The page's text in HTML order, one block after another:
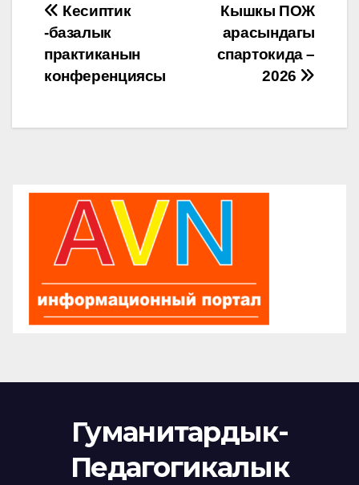
Post
navigation
Кышкы ПОЖ
арасындагы
спартокида –
2026
Кесиптик
-базалык
практиканын
конференциясы
Гуманитардык-
Педагогикалык